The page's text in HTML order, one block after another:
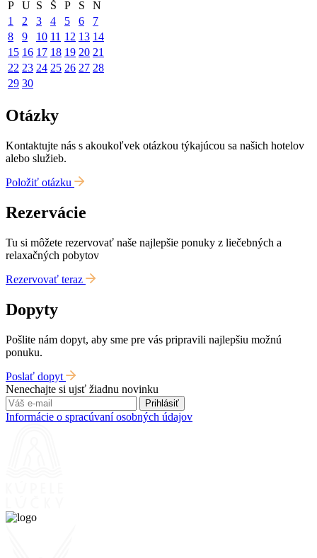
P U S Š P S
N
1
2 3 4 5 6
7
8
9 10 11 12 13 14
15 16 17 18 19 20 21
22 23 24 25 26 27 28
29 30
Otázky
Kontaktujte nás s akoukoľvek otázkou týkajúcou sa našich hotelov
alebo služieb.
Položiť otázku
Rezervácie
Tu si môžete rezervovať naše najlepšie ponuky z liečebných a
relaxačných pobytov
Rezervovať teraz
Dopyty
Pošlite nám dopyt, aby sme pre vás pripravili najlepšiu možnú
ponuku.
Poslať dopyt
Nenechajte si ujsť žiadnu novinku
Prihlásiť
Informácie o spracúvaní osobných údajov